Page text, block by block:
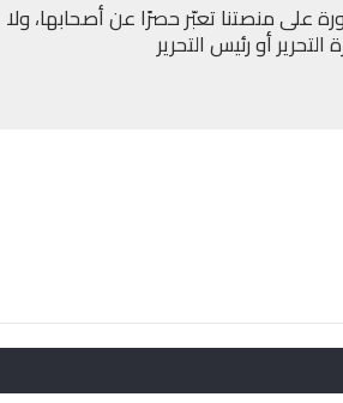
على منصتنا تعبّر حصرًا عن أصحابها، ولا
أو رئيس التحرير